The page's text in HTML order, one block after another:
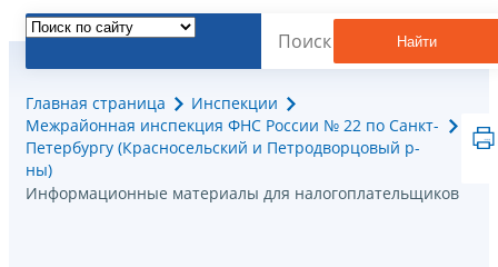
Найти
Главная страница
Инспекции
Межрайонная инспекция ФНС России № 22 по Санкт-
Петербургу (Красносельский и Петродворцовый р-
ны)
Информационные материалы для налогоплательщиков